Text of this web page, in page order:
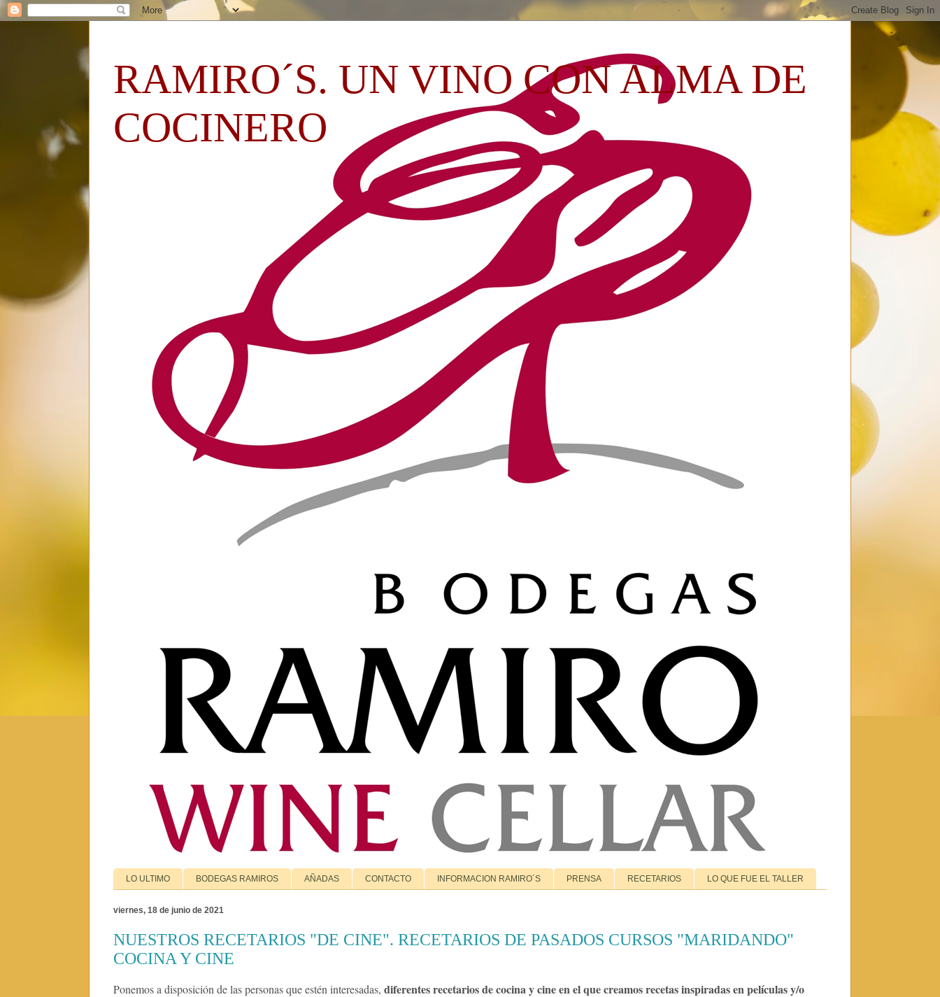
RAMIRO´S. UN VINO CON ALMA DE
COCINERO
LO ULTIMO BODEGAS RAMIROS AÑADAS CONTACTO INFORMACION RAMIRO´S PRENSA RECETARIOS LO QUE FUE EL TALLER
viernes, 18 de junio de 2021
NUESTROS RECETARIOS "DE CINE". RECETARIOS DE PASADOS CURSOS "MARIDANDO"
COCINA Y CINE
Ponemos a disposición de las personas que estén interesadas, diferentes recetarios de cocina y cine en el que creamos recetas inspiradas en películas y/o